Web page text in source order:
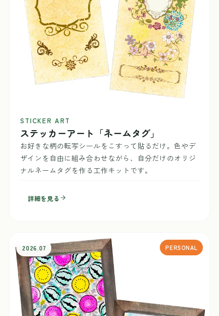
STICKER ART
ステッカーアート「ネームタグ」
お好きな柄の転写シールをこすって貼るだけ。色やデ
ザインを自由に組み合わせながら、自分だけのオリジ
ナルネームタグを作る工作キットです。
詳細を見る
2026.07 PERSONAL